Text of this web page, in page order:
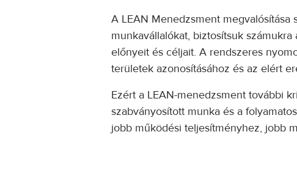
A LEAN Menedzsment
munkavállalókat, biztosítsuk
előnyeit és céljait. A rendszeres
területek azonosításához és az elért
Ezért a LEAN-menedzsment további
szabványosított munka és a
jobb működési teljesítményhez, jobb